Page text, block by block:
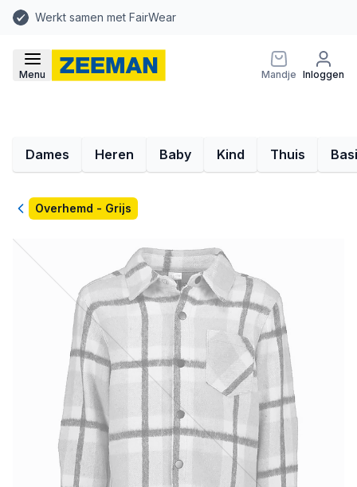
Werkt samen met FairWear
Menu Mandje Inloggen
Dames Heren Baby Kind Thuis
TerugOverhemd - Grijs